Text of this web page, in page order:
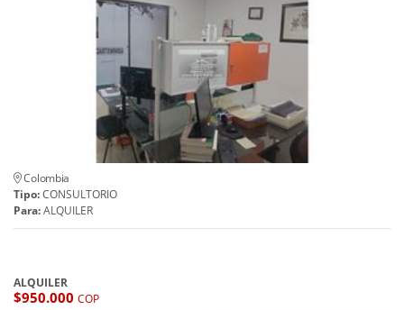
Colombia
Tipo:CONSULTORIO
Para:ALQUILER
ALQUILER
$950.000 COP